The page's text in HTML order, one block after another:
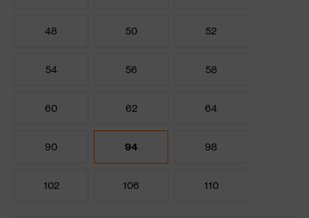
48 50 52
54 56 58
60 62 64
90 94 98
102 106 110